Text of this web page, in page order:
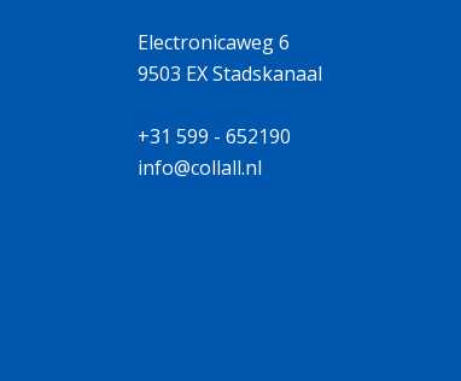
Electronicaweg 6
9503 EX Stadskanaal
+31 599 - 652190
info@collall.nl